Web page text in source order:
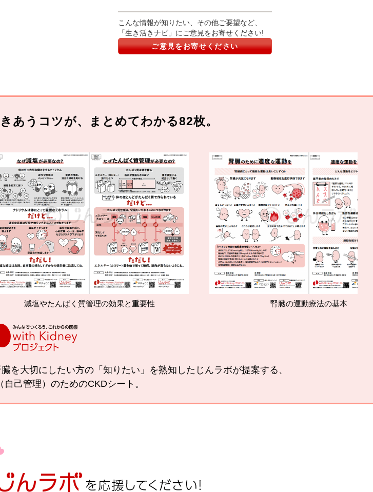
こんな情報が知りたい、その他ご要望など、
「生き活きナビ」にご意見をお寄せください!
ご意見をお寄せください
あうコツが、まとめてわかる82枚。
んぱく質管理の効果と重要性 腎臓の運動療法の基本
を大切にしたい方の「知りたい」を熟知したじんラボが提案する、
己管理）のためのCKDシート。